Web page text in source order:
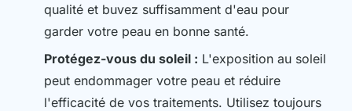
qualité et buvez suffisamment d'eau pour
garder votre peau en bonne santé.
Protégez-vous du soleil : L'exposition au soleil
peut endommager votre peau et réduire
l'efficacité de vos traitements. Utilisez toujours